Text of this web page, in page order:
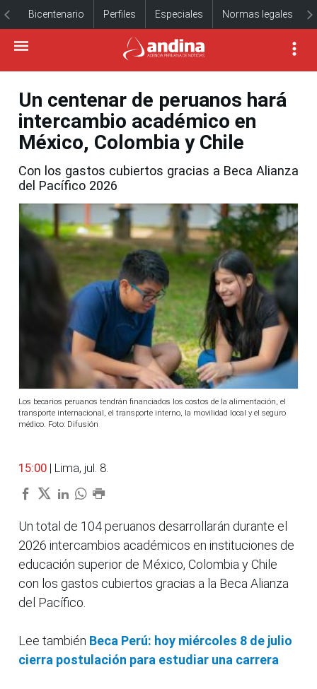
Bicentenario Perfiles Especiales Normas legales
Un centenar de peruanos hará
intercambio académico en
México, Colombia y Chile
Con los gastos cubiertos gracias a Beca Alianza
del Pacífico 2026
Los becarios peruanos tendrán financiados los costos de la alimentación, el
transporte internacional, el transporte interno, la movilidad local y el seguro
médico. Foto: Difusión
15:00 | Lima, jul. 8.
Un total de 104 peruanos desarrollarán durante el
2026 intercambios académicos en instituciones de
educación superior de México, Colombia y Chile
con los gastos cubiertos gracias a la Beca Alianza
del Pacífico.
Lee también Beca Perú: hoy miércoles 8 de julio
cierra postulación para estudiar una carrera